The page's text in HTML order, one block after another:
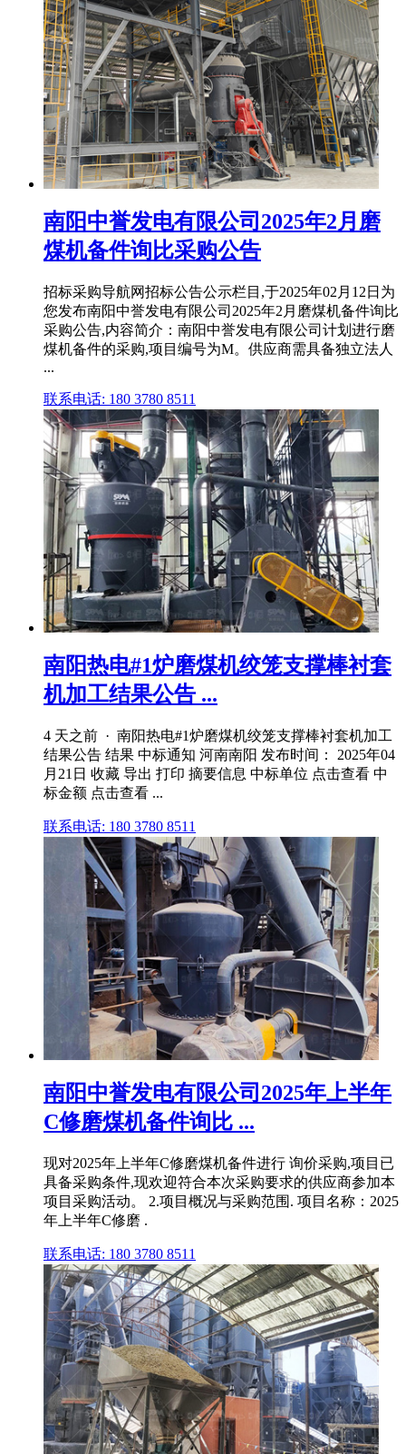
南阳中誉发电有限公司2025年2月磨
煤机备件询比采购公告
招标采购导航网招标公告公示栏目,于2025年02月12日为
您发布南阳中誉发电有限公司2025年2月磨煤机备件询比
采购公告,内容简介：南阳中誉发电有限公司计划进行磨
煤机备件的采购,项目编号为M。供应商需具备独立法人
...
联系电话: 180 3780 8511
南阳热电#1炉磨煤机绞笼支撑棒衬套
机加工结果公告 ...
4 天之前 · 南阳热电#1炉磨煤机绞笼支撑棒衬套机加工
结果公告 结果 中标通知 河南南阳 发布时间： 2025年04
月21日 收藏 导出 打印 摘要信息 中标单位 点击查看 中
标金额 点击查看 ...
联系电话: 180 3780 8511
南阳中誉发电有限公司2025年上半年
C修磨煤机备件询比 ...
现对2025年上半年C修磨煤机备件进行 询价采购,项目已
具备采购条件,现欢迎符合本次采购要求的供应商参加本
项目采购活动。 2.项目概况与采购范围. 项目名称：2025
年上半年C修磨 .
联系电话: 180 3780 8511